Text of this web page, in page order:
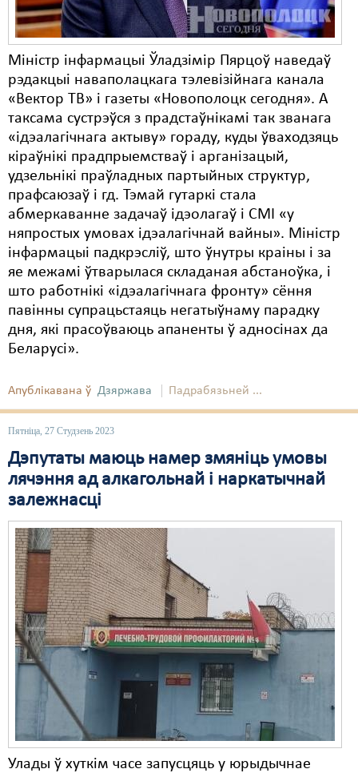
Міністр інфармацыі Ўладзімір Пярцоў наведаў
рэдакцыі наваполацкага тэлевізійнага канала
«Вектор ТВ» і газеты «Новополоцк сегодня». А
таксама сустрэўся з прадстаўнікамі так званага
«ідэалагічнага актыву» гораду, куды ўваходзяць
кіраўнікі прадпрыемстваў і арганізацый,
удзельнікі праўладных партыйных структур,
прафсаюзаў і гд. Тэмай гутаркі стала
абмеркаванне задачаў ідэолагаў і СМІ «у
няпростых умовах ідэалагічнай вайны». Міністр
інфармацыі падкрэсліў, што ўнутры краіны і за
яе межамі ўтварылася складаная абстаноўка, і
што работнікі «ідэалагічнага фронту» сёння
павінны супрацьстаяць негатыўнаму парадку
дня, які прасоўваюць апаненты ў адносінах да
Беларусі».
Апублікавана ў Дзяржава Падрабязьней ...
Пятніца, 27 Студзень 2023
Дэпутаты маюць намер змяніць умовы
лячэння ад алкагольнай і наркатычнай
залежнасці
Улады ў хуткім часе запусцяць у юрыдычнае
ЛПП
Мігранты
Мірныя сходы
Палітвязьні
Праваабаронцы
Правы дзіцяці
Пэнітэнцыярная сыстэма
Распальваньне варожасьці
Свабода слова
Свабода сумленьня
Сьмяротнае пакараньне
Правы працоўных
Сацыяльныя правы